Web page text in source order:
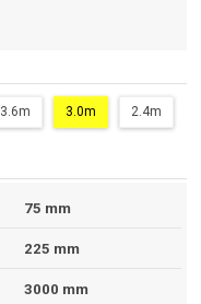
3.6m 3.0m 2.4m
75 mm
225 mm
3000 mm